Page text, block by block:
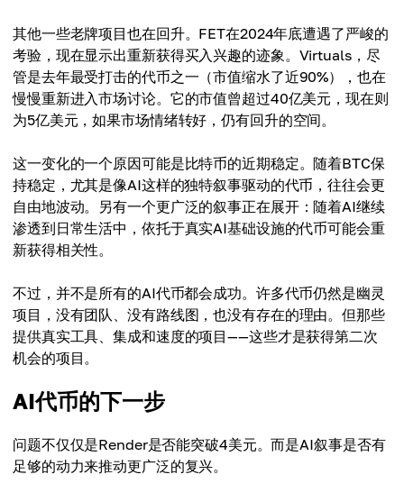
其他一些老牌项目也在回升。FET在2024年底遭遇了严峻的
考验，现在显示出重新获得买入兴趣的迹象。Virtuals，尽
管是去年最受打击的代币之一（市值缩水了近90%），也在
慢慢重新进入市场讨论。它的市值曾超过40亿美元，现在则
为5亿美元，如果市场情绪转好，仍有回升的空间。
这一变化的一个原因可能是比特币的近期稳定。随着BTC保
持稳定，尤其是像AI这样的独特叙事驱动的代币，往往会更
自由地波动。另有一个更广泛的叙事正在展开：随着AI继续
渗透到日常生活中，依托于真实AI基础设施的代币可能会重
新获得相关性。
不过，并不是所有的AI代币都会成功。许多代币仍然是幽灵
项目，没有团队、没有路线图，也没有存在的理由。但那些
提供真实工具、集成和速度的项目——这些才是获得第二次
机会的项目。
AI代币的下一步
问题不仅仅是Render是否能突破4美元。而是AI叙事是否有
足够的动力来推动更广泛的复兴。